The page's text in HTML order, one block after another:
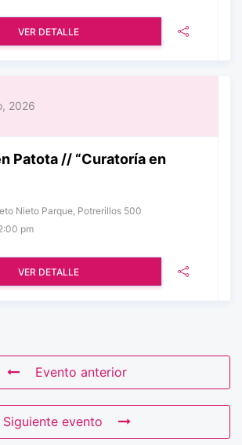
VER DETALLE
2026
Patota // “Curatoría en
Nieto Parque, Potrerillos 500
pm
VER DETALLE
Evento anterior
Siguiente evento